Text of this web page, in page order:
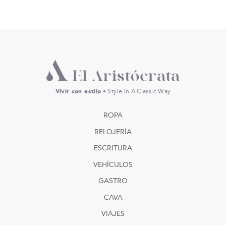
Vivir con estilo • Style In A Classic Way
ROPA
RELOJERÍA
ESCRITURA
VEHÍCULOS
GASTRO
CAVA
VIAJES